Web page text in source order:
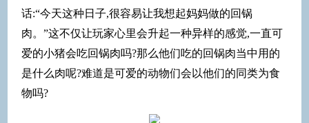
话:“今天这种日子,很容易让我想起妈妈做的回锅
肉。”这不仅让玩家心里会升起一种异样的感觉,一直可
爱的小猪会吃回锅肉吗?那么他们吃的回锅肉当中用的
是什么肉呢?难道是可爱的动物们会以他们的同类为食
物吗?